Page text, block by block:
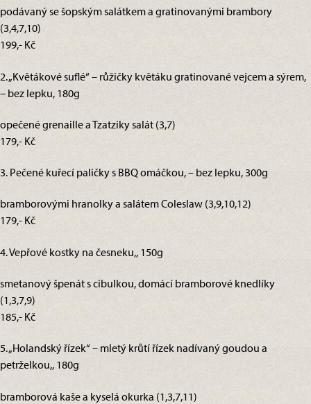
podávaný se šopským salátkem a gratinovanými brambory
(3,4,7,10)
199,- Kč
2. „Květákové suflé“ – růžičky květáku gratinované vejcem a sýrem,
– bez lepku, 180g
opečené grenaille a Tzatziky salát (3,7)
179,- Kč
3. Pečené kuřecí paličky s BBQ omáčkou, – bez lepku, 300g
bramborovými hranolky a salátem Coleslaw (3,9,10,12)
179,- Kč
4. Vepřové kostky na česneku,, 150g
smetanový špenát s cibulkou, domácí bramborové knedlíky
(1,3,7,9)
185,- Kč
5. „Holandský řízek“ – mletý krůtí řízek nadívaný goudou a
petrželkou,, 180g
bramborová kaše a kyselá okurka (1,3,7,11)